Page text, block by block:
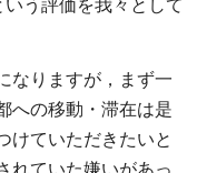
う評価を我々として
なりますが，まず一
への移動・滞在は是
けていただきたいと
れていた嫌いがあっ